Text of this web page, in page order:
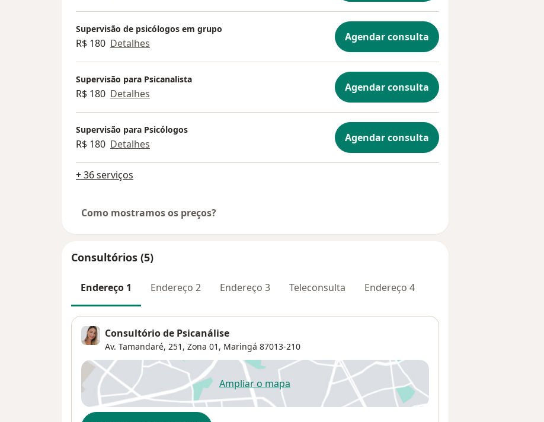
Supervisão de psicólogos em grupo
R$ 180 Detalhes Agendar consulta
Supervisão para Psicanalista
R$ 180 Detalhes Agendar consulta
Supervisão para Psicólogos
R$ 180 Detalhes Agendar consulta
+ 36 serviços
Como mostramos os preços?
Consultórios (5)
Endereço 1 Endereço 2 Endereço 3 Teleconsulta Endereço 4
Consultório de Psicanálise
Av. Tamandaré, 251, Zona 01 , Maringá 87013-210
Ampliar o mapaabre num novo separador
Disponibilidade